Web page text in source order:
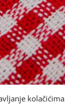
kolačićima